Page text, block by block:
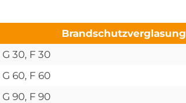
Brandschutzverglasung
G 30, F 30
G 60, F 60
G 90, F 90